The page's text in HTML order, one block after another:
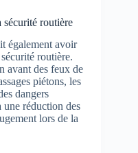
routière
également avoir
routière.
avant des feux de
piétons, les
dangers
réduction des
lors de la